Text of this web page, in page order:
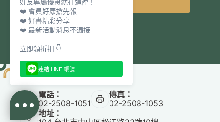
電話：
02-2508-1051
傳真：
02-2508-1053
地址：
❤️ 會員好康搶先報
❤️ 好書精彩分享
❤️ 最新活動消息不漏接
立即領折扣 👇
連結 LINE 帳號